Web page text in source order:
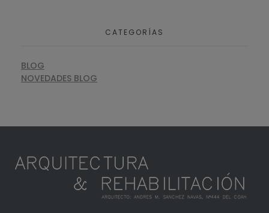
CATEGORÍAS
BLOG
NOVEDADES BLOG